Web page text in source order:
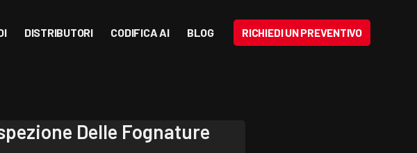
DISTRIBUTORI CODIFICA AI BLOG RICHIEDI UN PREVENTIVO
Delle Fognature